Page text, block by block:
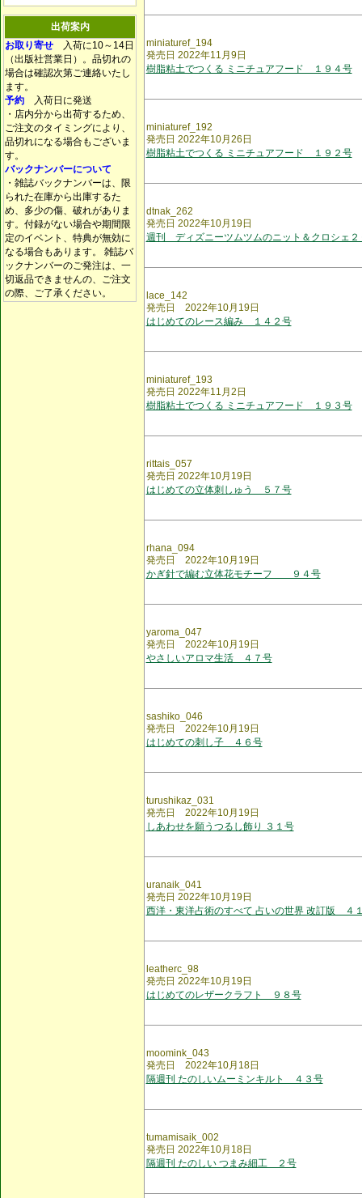
出荷案内
お取り寄せ 入荷に10～14日
（出版社営業日）。品切れの
場合は確認次第ご連絡いたし
ます。
予約 入荷日に発送
・店内分から出荷するため、
ご注文のタイミングにより、
品切れになる場合もございま
す。
バックナンバーについて
・雑誌バックナンバーは、限
られた在庫から出庫するた
め、多少の傷、破れがありま
す。付録がない場合や期間限
定のイベント、特典が無効に
なる場合もあります。 雑誌バ
ックナンバーのご発注は、一
切返品できませんの、ご注文
の際、ご了承ください。
miniaturef_194
発売日 2022年11月9日
樹脂粘土でつくる ミニチュアフード １９４号
miniaturef_192
発売日 2022年10月26日
樹脂粘土でつくる ミニチュアフード １９２号
dtnak_262
発売日 2022年10月19日
週刊 ディズニーツムツムのニット＆クロシェ２
lace_142
発売日 2022年10月19日
はじめてのレース編み １４２号
miniaturef_193
発売日 2022年11月2日
樹脂粘土でつくる ミニチュアフード １９３号
rittais_057
発売日 2022年10月19日
はじめての立体刺しゅう ５７号
rhana_094
発売日 2022年10月19日
かぎ針で編む立体花モチーフ ９４号
yaroma_047
発売日 2022年10月19日
やさしいアロマ生活 ４７号
sashiko_046
発売日 2022年10月19日
はじめての刺し子 ４６号
turushikaz_031
発売日 2022年10月19日
しあわせを願うつるし飾り ３１号
uranaik_041
発売日 2022年10月19日
西洋・東洋占術のすべて 占いの世界 改訂版 ４
leatherc_98
発売日 2022年10月19日
はじめてのレザークラフト ９８号
moomink_043
発売日 2022年10月18日
隔週刊 たのしいムーミンキルト ４３号
tumamisaik_002
発売日 2022年10月18日
隔週刊 たのしい つまみ細工 ２号